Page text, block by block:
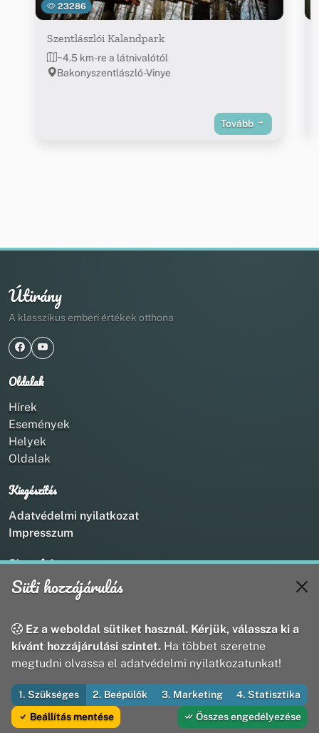
23286
Szentlászlói Kalandpark
~4.5 km-re a látnivalótól
Bakonyszentlászló-Vinye
Tovább
Útirány
A klasszikus emberi értékek otthona
Oldalak
Hírek
Események
Helyek
Oldalak
Kiegészítés
Adatvédelmi nyilatkozat
Impresszum
Kapcsolat
+36 20 211 1888
webmaster@utirany.hu
8419 Csesznek, Vasút u.18.
© 2026 Útirány Webmédia Bt. — Minden jog fenntartva
Fejleszti és üzemelteti az Útirány
Süti hozzájárulás
Ez a weboldal sütiket használ. Kérjük, válassza ki a
kívánt hozzájárulási szintet. Ha többet szeretne
megtudni olvassa el adatvédelmi nyilatkozatunkat!
1. Szükséges 2. Beépülők 3. Marketing
4. Statisztika
Beállítás mentése
Összes engedélyezése